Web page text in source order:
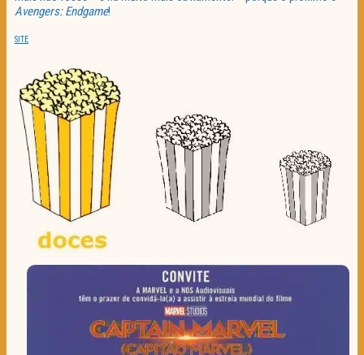
Avengers: Endgame!
SITE